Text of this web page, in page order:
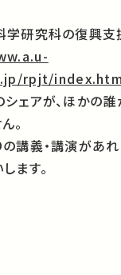
学研究科の復興支
rpjt/
ェアが、ほかの
。
講義・講演があ
ます。